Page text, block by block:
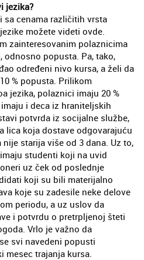
jezika?
sa cenama različitih vrsta
možete videti ovde.
zainteresovanim polaznicima
popusta. Pa, tako,
određeni nivo kursa, a želi da
% popusta. Prilikom
jezika, polaznici imaju 20 %
i deca iz hraniteljskih
potvrda iz socijalne službe,
lica koja dostave odgovarajuću
starija više od 3 dana. Uz to,
studenti koji na uvid
uz ček od poslednje
koji su bili materijalno
koje su zadesile neke delove
periodu, a uz uslov da
i potvrdu o pretrpljenoj šteti
Vrlo je važno da
svi navedeni popusti
mesec trajanja kursa.